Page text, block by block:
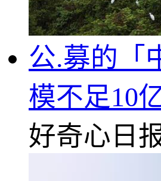
公.募的「
模不足10
好奇心日